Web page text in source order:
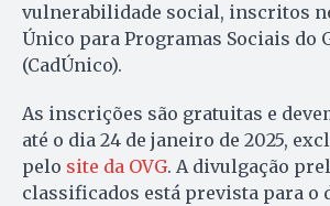
vulnerabilidade social, inscritos
Único para Programas Sociais do
(CadÚnico).
As inscrições são gratuitas e
até o dia 24 de janeiro de 2025,
pelo site da OVG. A divulgação
classificados está prevista para o